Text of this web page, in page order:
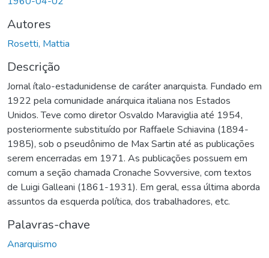
Autores
Rosetti, Mattia
Descrição
Jornal ítalo-estadunidense de caráter anarquista. Fundado em
1922 pela comunidade anárquica italiana nos Estados
Unidos. Teve como diretor Osvaldo Maraviglia até 1954,
posteriormente substituído por Raffaele Schiavina (1894-
1985), sob o pseudônimo de Max Sartin até as publicações
serem encerradas em 1971. As publicações possuem em
comum a seção chamada Cronache Sovversive, com textos
de Luigi Galleani (1861-1931). Em geral, essa última aborda
assuntos da esquerda política, dos trabalhadores, etc.
Palavras-chave
Anarquismo